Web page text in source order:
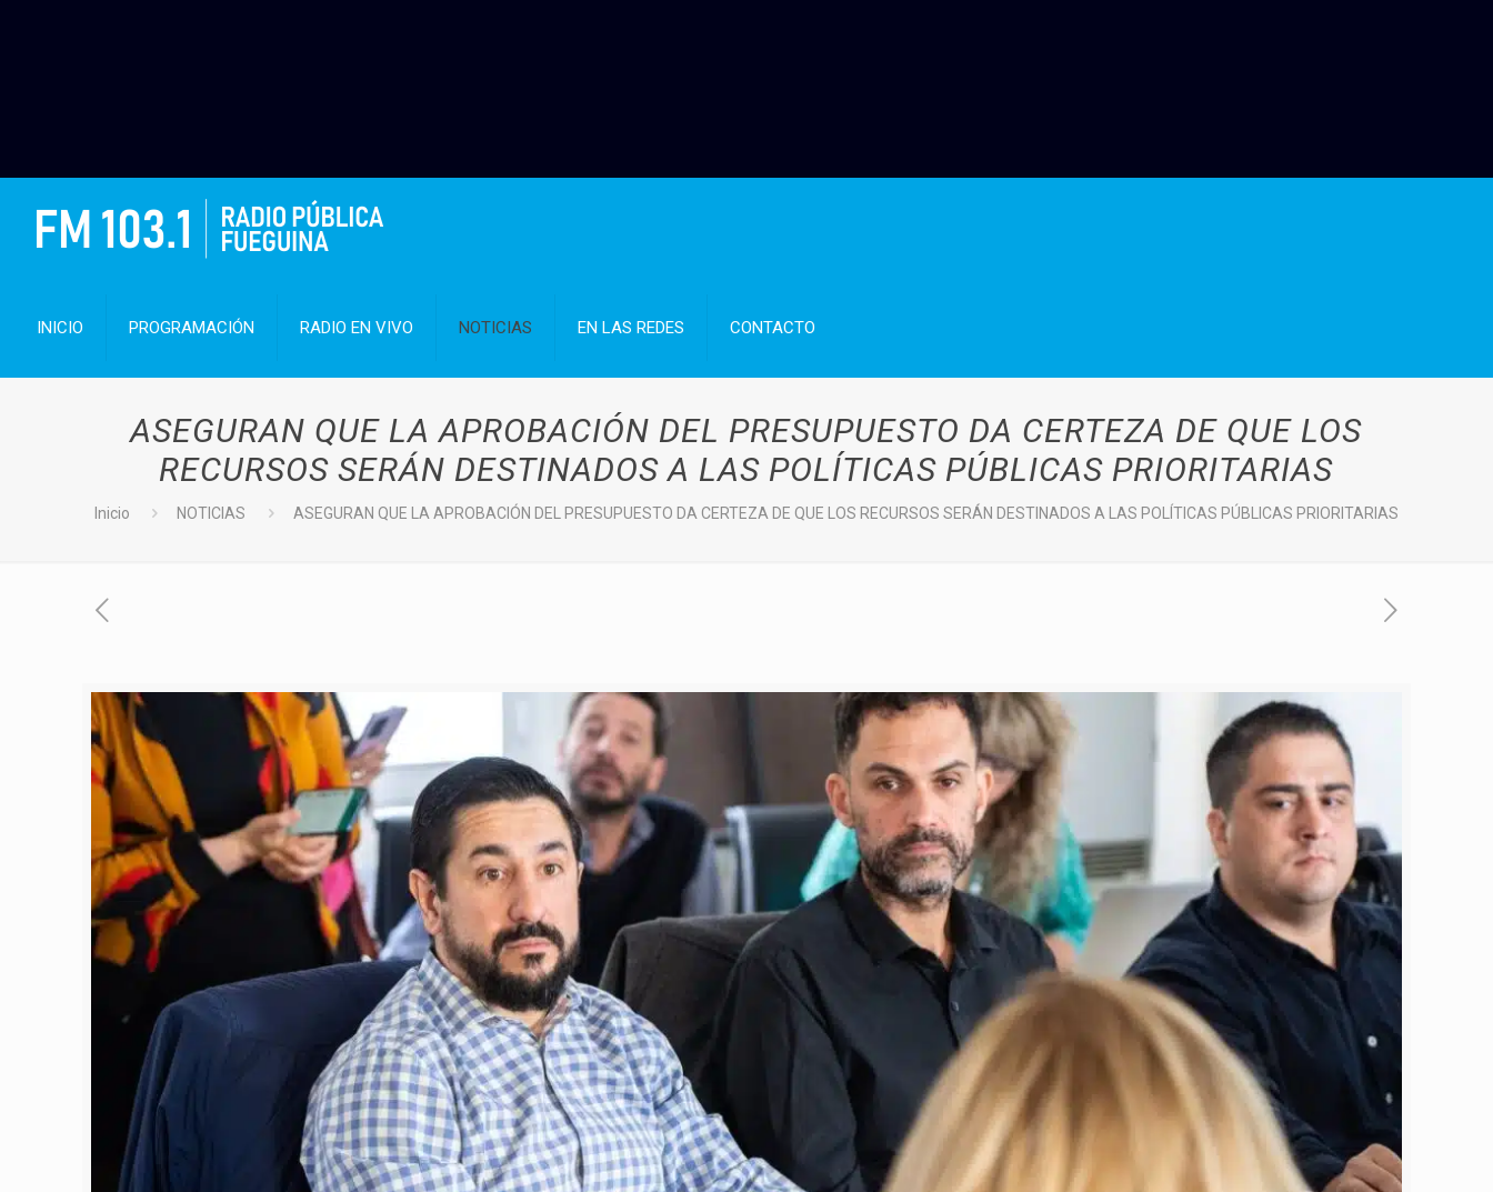
INICIO PROGRAMACIÓN RADIO EN VIVO NOTICIAS EN LAS REDES CONTACTO
ASEGURAN QUE LA APROBACIÓN DEL PRESUPUESTO DA CERTEZA DE QUE LOS
RECURSOS SERÁN DESTINADOS A LAS POLÍTICAS PÚBLICAS PRIORITARIAS
Inicio NOTICIAS ASEGURAN QUE LA APROBACIÓN DEL PRESUPUESTO DA CERTEZA DE QUE LOS RECURSOS SERÁN DESTINADOS A LAS POLÍTICAS PÚBLICAS PRIORITARIAS